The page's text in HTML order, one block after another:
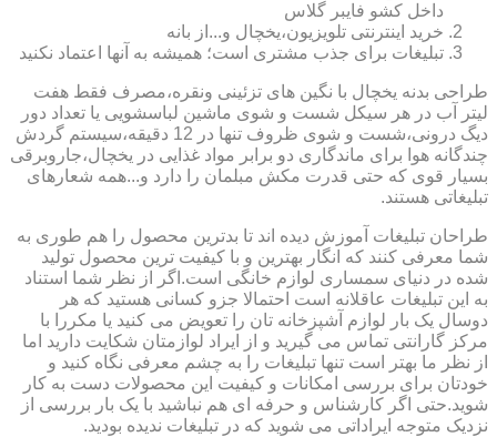
داخل کشو فایبر گلاس
خرید اینترنتی تلویزیون،یخچال و...از بانه
تبلیغات برای جذب مشتری است؛ همیشه به آنها اعتماد نکنید
طراحی بدنه یخچال با نگین های تزئینی ونقره،مصرف فقط هفت
لیتر آب در هر سیکل شست و شوی ماشین لباسشویی یا تعداد دور
دیگ درونی،شست و شوی ظروف تنها در 12 دقیقه،سیستم گردش
چندگانه هوا برای ماندگاری دو برابر مواد غذایی در یخچال،جاروبرقی
بسیار قوی که حتی قدرت مکش مبلمان را دارد و...همه شعارهای
تبلیغاتی هستند.
طراحان تبلیغات آموزش دیده اند تا بدترین محصول را هم طوری به
شما معرفی کنند که انگار بهترین و با کیفیت ترین محصول تولید
شده در دنیای سمساری لوازم خانگی است.اگر از نظر شما استناد
به این تبلیغات عاقلانه است احتمالا جزو کسانی هستید که هر
دوسال یک بار لوازم آشپزخانه تان را تعویض می کنید یا مکررا با
مرکز گارانتی تماس می گیرید و از ایراد لوازمتان شکایت دارید اما
از نظر ما بهتر است تنها تبلیغات را به چشم معرفی نگاه کنید و
خودتان برای بررسی امکانات و کیفیت این محصولات دست به کار
شوید.حتی اگر کارشناس و حرفه ای هم نباشید با یک بار بررسی از
نزدیک متوجه ایراداتی می شوید که در تبلیغات ندیده بودید.